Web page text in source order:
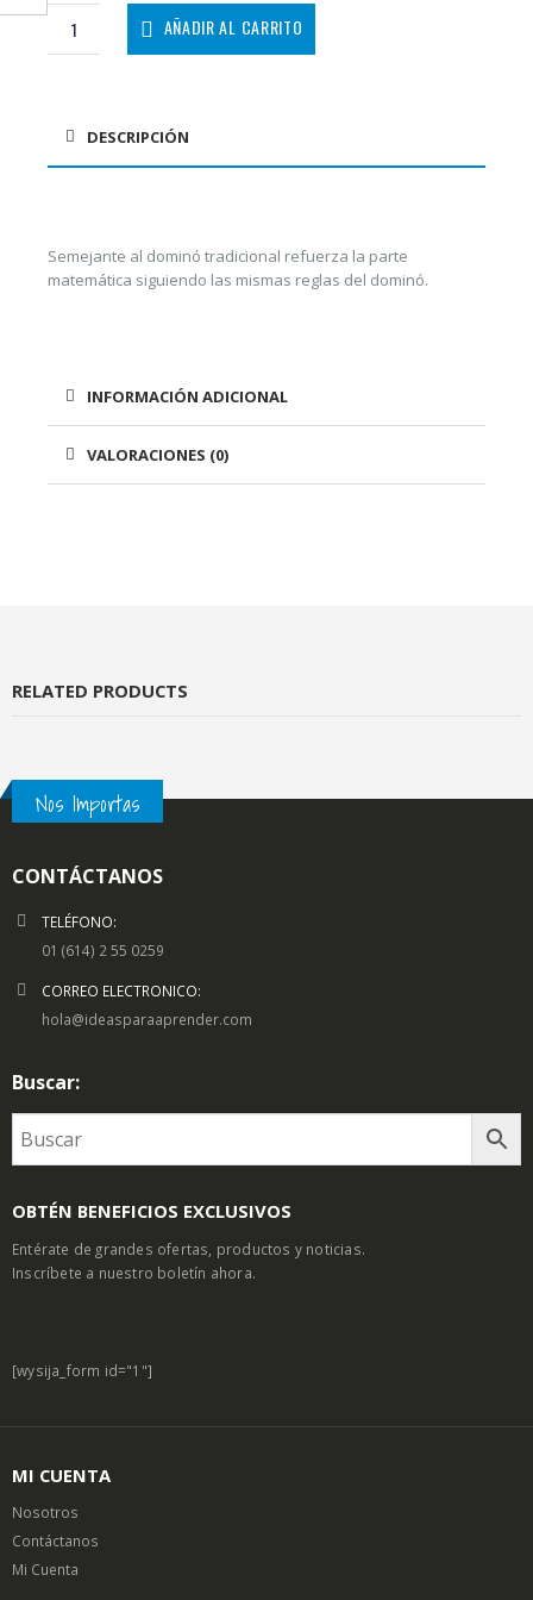
AÑADIR AL CARRITO
DESCRIPCIÓN
Semejante al dominó tradicional refuerza la parte
matemática siguiendo las mismas reglas del dominó.
INFORMACIÓN ADICIONAL
VALORACIONES (0)
RELATED PRODUCTS
Nos Importas
CONTÁCTANOS
TELÉFONO:
01 (614) 2 55 0259
CORREO ELECTRONICO:
hola@ideasparaaprender.com
Buscar:
OBTÉN BENEFICIOS EXCLUSIVOS
Entérate de grandes ofertas, productos y noticias.
Inscríbete a nuestro boletín ahora.
[wysija_form id="1"]
MI CUENTA
Nosotros
Contáctanos
Mi Cuenta